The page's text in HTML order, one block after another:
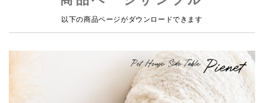
以下の商品ページがダウンロードできます